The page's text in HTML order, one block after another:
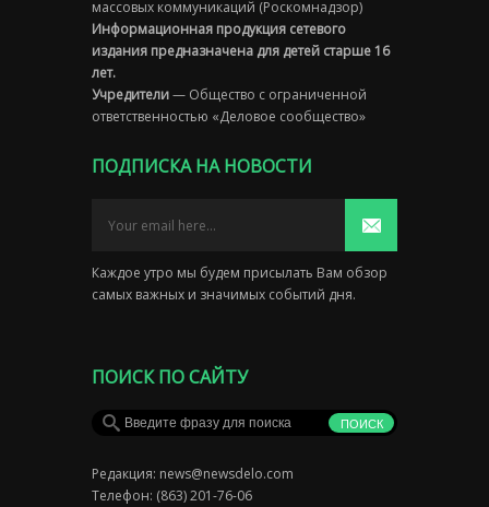
массовых коммуникаций (Роскомнадзор)
Информационная продукция сетевого
издания предназначена для детей старше 16
лет.
Учредители— Общество с ограниченной
ответственностью «Деловое сообщество»
ПОДПИСКА НА НОВОСТИ
Каждое утро мы будем присылать Вам обзор
самых важных и значимых событий дня.
ПОИСК ПО САЙТУ
Редакция: news@newsdelo.com
Телефон: (863) 201-76-06